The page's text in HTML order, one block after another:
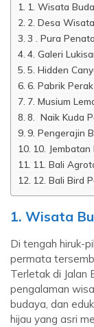
1. Wisata
2. Desa
3 . Pura
4. Galeri
5. Hidden
6. Pabrik
7. Musium
8. Naik Kuda
9. Pengerajin
10.
11. Bali
12. Bali Bird
1. Wisata
Di tengah hiruk-
permata
Terletak di Jalan
pengalaman
budaya, dan
hijau yang asri